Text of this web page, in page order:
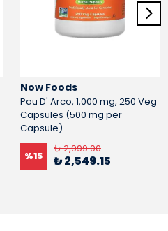
Now Foods
Pau D' Arco, 1,000 mg, 250 Veg
Capsules (500 mg per
Capsule)
%15
₺ 2,999.00
₺ 2,549.15